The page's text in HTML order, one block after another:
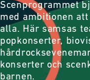
Scenprogrammet
med ambitionen
alla. Här samsas
popkonserter,
konserter och
barnen.